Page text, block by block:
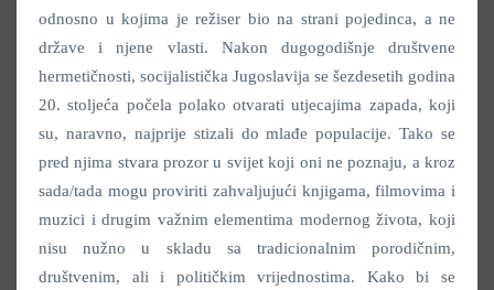
odnosno u kojima je režiser bio na strani pojedinca, a ne
države i njene vlasti. Nakon dugogodišnje društvene
hermetičnosti, socijalistička Jugoslavija se šezdesetih godina
20. stoljeća počela polako otvarati utjecajima zapada, koji
su, naravno, najprije stizali do mlađe populacije. Tako se
pred njima stvara prozor u svijet koji oni ne poznaju, a kroz
sada/tada mogu proviriti zahvaljujući knjigama, filmovima i
muzici i drugim važnim elementima modernog života, koji
nisu nužno u skladu sa tradicionalnim porodičnim,
društvenim, ali i političkim vrijednostima. Kako bi se